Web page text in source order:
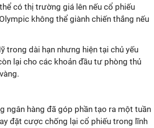
có thị trường giá lên nếu cổ phiếu
không thể giành chiến thắng nếu
trong dài hạn nhưng hiện tại chủ yếu
lại cho các khoản đầu tư phòng thủ
ngân hàng đã góp phần tạo ra một tuần
đặt cược chống lại cổ phiếu trong lĩnh